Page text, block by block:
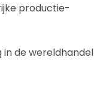
productie-
de wereldhandel